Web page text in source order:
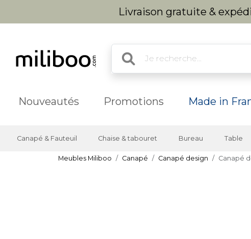
Livraison gratuite &
Nouveautés Promotions Made in
Canapé & Fauteuil Chaise & tabouret Bureau Table
Meubles Miliboo Canapé Canapé design Canapé